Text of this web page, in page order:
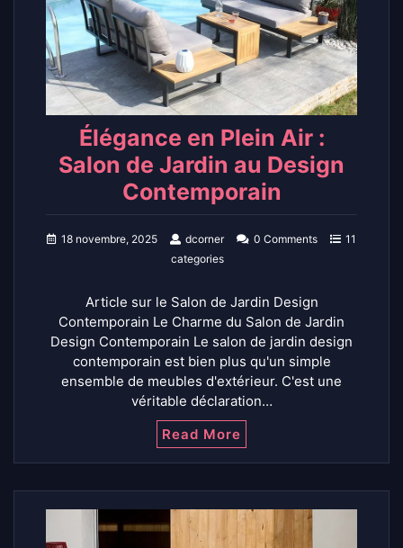
Élégance en Plein Air :
Salon de Jardin au Design
Contemporain
18 novembre, 2025 dcorner 0 Comments
11
categories
Article sur le Salon de Jardin Design
Contemporain Le Charme du Salon de Jardin
Design Contemporain Le salon de jardin design
contemporain est bien plus qu'un simple
ensemble de meubles d'extérieur. C'est une
véritable déclaration…
Read More